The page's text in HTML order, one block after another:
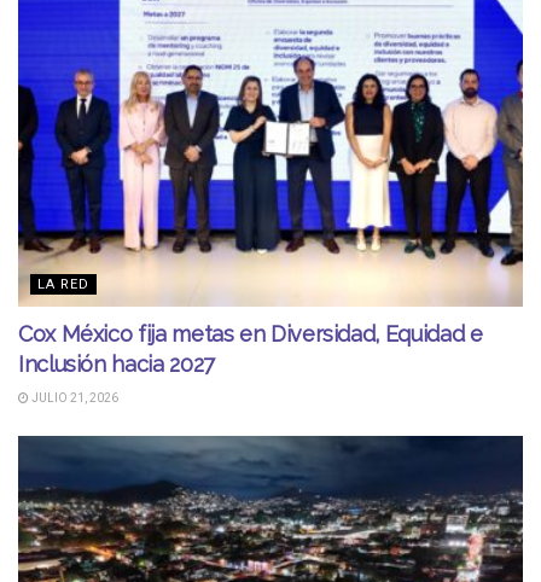
LA RED
Cox México fija metas en Diversidad, Equidad e
Inclusión hacia 2027
JULIO 21, 2026